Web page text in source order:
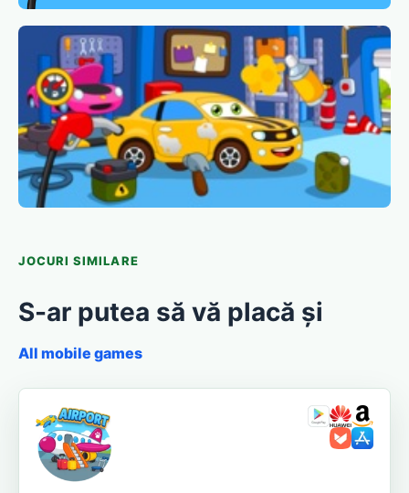
JOCURI SIMILARE
S-ar putea să vă placă și
All mobile games